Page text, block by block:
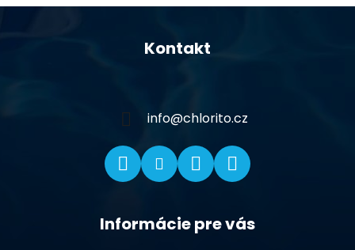
Kontakt
info@chlorito.cz
Informácie pre vás